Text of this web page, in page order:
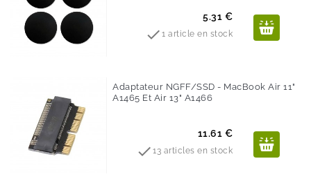
Prix
5.31 €
1 article en stock
Adaptateur NGFF/SSD - MacBook Air 11"
A1465 Et Air 13" A1466
Prix
11.61 €
13 articles en stock